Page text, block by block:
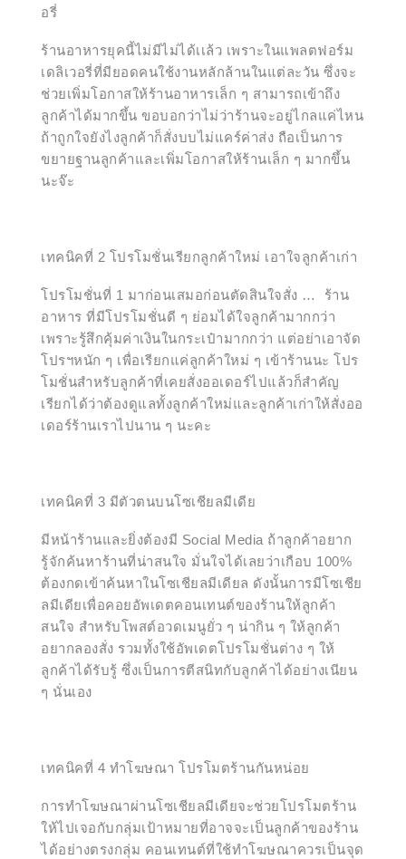
อรี่
ร้านอาหารยุคนี้ไม่มีไม่ได้เเล้ว เพราะในแพลตฟอร์ม
เดลิเวอรี่ที่มียอดคนใช้งานหลักล้านในแต่ละวัน ซึ่งจะ
ช่วยเพิ่มโอกาสให้ร้านอาหารเล็ก ๆ สามารถเข้าถึง
ลูกค้าได้มากขึ้น ขอบอกว่าไม่ว่าร้านจะอยู่ไกลแค่ไหน
ถ้าถูกใจยังไงลูกค้าก็สั่งบบไม่แคร์ค่าส่ง ถือเป็นการ
ขยายฐานลูกค้าและเพิ่มโอกาสให้ร้านเล็ก ๆ มากขึ้น
นะจ๊ะ
เทคนิคที่ 2 โปรโมชั่นเรียกลูกค้าใหม่ เอาใจลูกค้าเก่า
โปรโมชั่นที่ 1 มาก่อนเสมอก่อนตัดสินใจสั่ง … ร้าน
อาหาร ที่มีโปรโมชั่นดี ๆ ย่อมได้ใจลูกค้ามากกว่า
เพราะรู้สึกคุ้มค่าเงินในกระเป๋ามากกว่า แต่อย่าเอาจัด
โปรฯหนัก ๆ เพื่อเรียกแค่ลูกค้าใหม่ ๆ เข้าร้านนะ โปร
โมชั่นสำหรับลูกค้าที่เคยสั่งออเดอร์ไปแล้วก็สำคัญ
เรียกได้ว่าต้องดูแลทั้งลูกค้าใหม่และลูกค้าเก่าให้สั่งออ
เดอร์ร้านเราไปนาน ๆ นะคะ
เทคนิคที่ 3 มีตัวตนบนโซเชียลมีเดีย
มีหน้าร้านและยิ่งต้องมี Social Media ถ้าลูกค้าอยาก
รู้จักค้นหาร้านที่น่าสนใจ มั่นใจได้เลยว่าเกือบ 100%
ต้องกดเข้าค้นหาในโซเชียลมีเดียล ดังนั้นการมีโซเชีย
ลมีเดียเพื่อคอยอัพเดตคอนเทนต์ของร้านให้ลูกค้า
สนใจ สำหรับโพสต์อวดเมนูยั่ว ๆ น่ากิน ๆ ให้ลูกค้า
อยากลองสั่ง รวมทั้งใช้อัพเดตโปรโมชั่นต่าง ๆ ให้
ลูกค้าได้รับรู้ ซึ่งเป็นการตีสนิทกับลูกค้าได้อย่างเนียน
ๆ นั่นเอง
เทคนิคที่ 4 ทำโฆษณา โปรโมตร้านกันหน่อย
การทำโฆษณาผ่านโซเชียลมีเดียจะช่วยโปรโมตร้าน
ให้ไปเจอกับกลุ่มเป้าหมายที่อาจจะเป็นลูกค้าของร้าน
ได้อย่างตรงกลุ่ม คอนเทนต์ที่ใช้ทำโฆษณาควรเป็นจุด